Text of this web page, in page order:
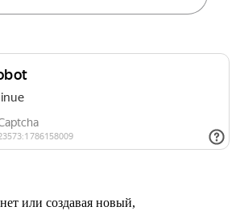
или создавая новый,